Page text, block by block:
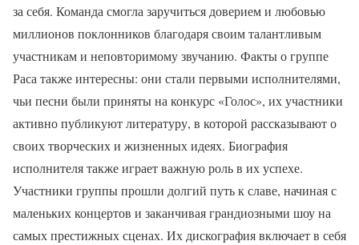
за себя. Команда смогла заручиться доверием и любовью
миллионов поклонников благодаря своим талантливым
участникам и неповторимому звучанию. Факты о группе
Раса также интересны: они стали первыми исполнителями,
чьи песни были приняты на конкурс «Голос», их участники
активно публикуют литературу, в которой рассказывают о
своих творческих и жизненных идеях. Биография
исполнителя также играет важную роль в их успехе.
Участники группы прошли долгий путь к славе, начиная с
маленьких концертов и заканчивая грандиозными шоу на
самых престижных сценах. Их дискография включает в себя